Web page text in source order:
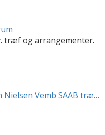
træf og arrangementer.
Nielsen Vemb SAAB træ…